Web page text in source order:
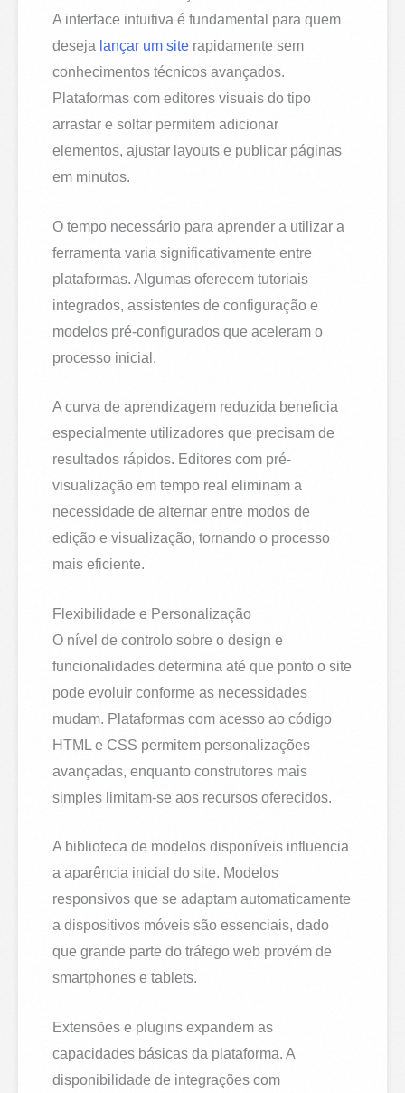
A interface intuitiva é fundamental para quem
deseja lançar um site rapidamente sem
conhecimentos técnicos avançados.
Plataformas com editores visuais do tipo
arrastar e soltar permitem adicionar
elementos, ajustar layouts e publicar páginas
em minutos.
O tempo necessário para aprender a utilizar a
ferramenta varia significativamente entre
plataformas. Algumas oferecem tutoriais
integrados, assistentes de configuração e
modelos pré-configurados que aceleram o
processo inicial.
A curva de aprendizagem reduzida beneficia
especialmente utilizadores que precisam de
resultados rápidos. Editores com pré-
visualização em tempo real eliminam a
necessidade de alternar entre modos de
edição e visualização, tornando o processo
mais eficiente.
Flexibilidade e Personalização
O nível de controlo sobre o design e
funcionalidades determina até que ponto o site
pode evoluir conforme as necessidades
mudam. Plataformas com acesso ao código
HTML e CSS permitem personalizações
avançadas, enquanto construtores mais
simples limitam-se aos recursos oferecidos.
A biblioteca de modelos disponíveis influencia
a aparência inicial do site. Modelos
responsivos que se adaptam automaticamente
a dispositivos móveis são essenciais, dado
que grande parte do tráfego web provém de
smartphones e tablets.
Extensões e plugins expandem as
capacidades básicas da plataforma. A
disponibilidade de integrações com